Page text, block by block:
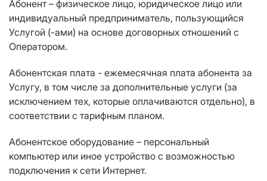
Абонент – физическое лицо, юридическое лицо или
индивидуальный предприниматель, пользующийся
Услугой (-ами) на основе договорных отношений с
Оператором.
Абонентская плата - ежемесячная плата абонента за
Услугу, в том числе за дополнительные услуги (за
исключением тех, которые оплачиваются отдельно), в
соответствии с тарифным планом.
Абонентское оборудование – персональный
компьютер или иное устройство с возможностью
подключения к сети Интернет.